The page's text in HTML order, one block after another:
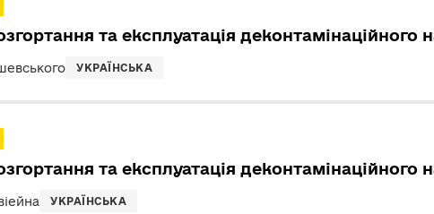
та експлуатація деконтамінаційного
УКРАЇНСЬКА
та експлуатація деконтамінаційного
УКРАЇНСЬКА